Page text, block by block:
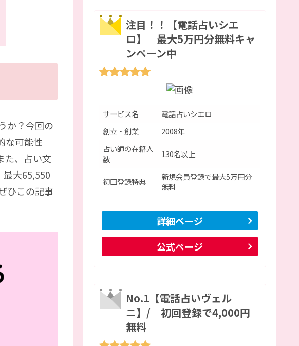
か？今回の
な可能性
た、占い文
最大65,550
ひこの記事
注目！！【電話占いシエ
ロ】 最大5万円分無料キャ
ンペーン中
サービス名
電話占いシエロ
創立・創業
2008年
占い師の在籍人
数
130名以上
初回登録特典
新規会員登録で最大5万円分
無料
詳細ページ
公式ページ
No.1【電話占いヴェル
ニ】/ 初回登録で4,000円
無料